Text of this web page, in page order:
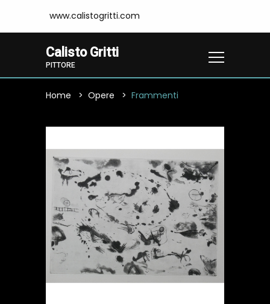
www.calistogritti.com
Calisto Gritti
PITTORE
Home Opere Frammenti